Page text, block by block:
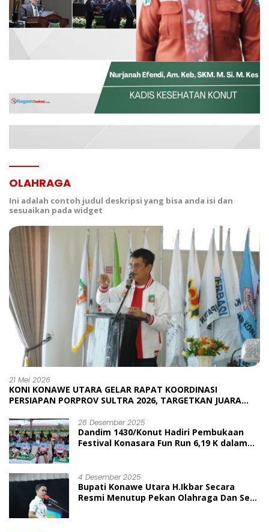
OLAHRAGA
Ini adalah contoh judul deskripsi yang bisa anda isi dan
sesuaikan pada widget
21 Mei 2026
KONI KONAWE UTARA GELAR RAPAT KOORDINASI
PERSIAPAN PORPROV SULTRA 2026, TARGETKAN JUARA
28 Desember 2025
Dandim 1430/Konut Hadiri Pembukaan
Festival Konasara Fun Run 6,19 K dalam
4 Desember 2025
Bupati Konawe Utara H.Ikbar Secara
Resmi Menutup Pekan Olahraga Dan Seni